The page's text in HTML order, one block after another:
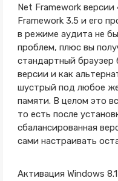
Net Framework
Framework 3.5 и его
в режиме аудита не
проблем, плюс вы
стандартный браузер
версии и как
шустрый под любое
памяти. В целом это
то есть после
сбалансированная
сами настраивать
Активация Windows